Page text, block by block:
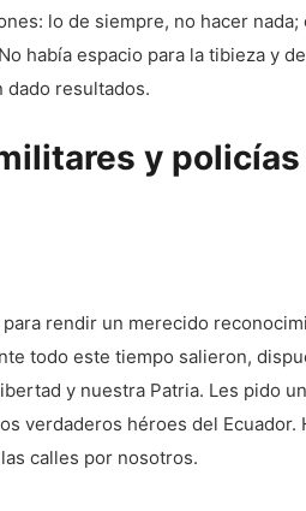
lo de siempre, no hacer nada;
había espacio para la tibieza y
dado resultados.
y policías
rendir un merecido
todo este tiempo salieron,
y nuestra Patria. Les pido
verdaderos héroes del Ecuador.
calles por nosotros.